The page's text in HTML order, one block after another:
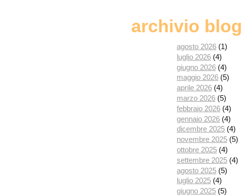
archivio blog
agosto 2026 (1)
luglio 2026 (4)
giugno 2026 (4)
maggio 2026 (5)
aprile 2026 (4)
marzo 2026 (5)
febbraio 2026 (4)
gennaio 2026 (4)
dicembre 2025 (4)
novembre 2025 (5)
ottobre 2025 (4)
settembre 2025 (4)
agosto 2025 (5)
luglio 2025 (4)
giugno 2025 (5)